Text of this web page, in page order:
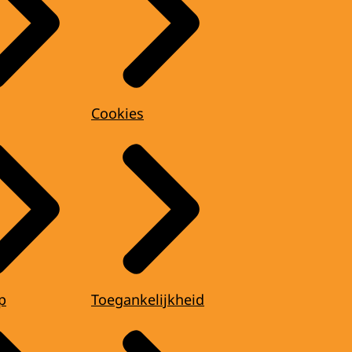
Cookies
Toegankelijkheid